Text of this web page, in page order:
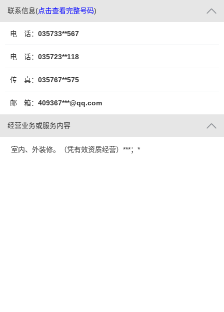
联系信息(点击查看完整号码)
电 话： 035733**567
电 话： 035723**118
传 真： 035767**575
邮 箱： 409367***@qq.com
经营业务或服务内容
室内、外装修。（凭有效资质经营）***；*